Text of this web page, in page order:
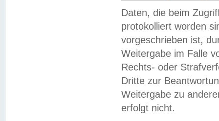
Daten, die beim
protokolliert worden
vorgeschrieben ist,
Weitergabe im Falle
Rechts- oder
Dritte zur
Weitergabe zu
erfolgt nicht.